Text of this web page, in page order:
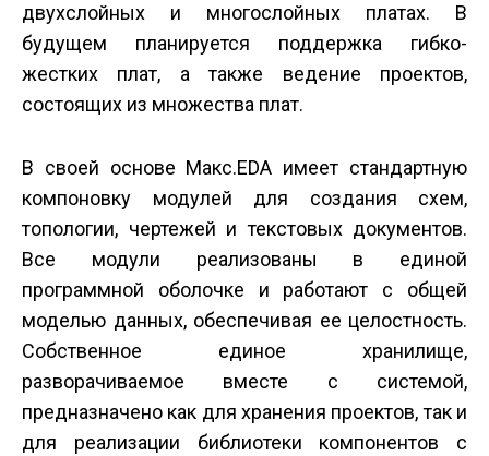
двухслойных и многослойных платах. В
будущем планируется поддержка гибко-
жестких плат, а также ведение проектов,
состоящих из множества плат.
В своей основе Макс.EDA имеет стандартную
компоновку модулей для создания схем,
топологии, чертежей и текстовых документов.
Все модули реализованы в единой
программной оболочке и работают с общей
моделью данных, обеспечивая ее целостность.
Собственное единое хранилище,
разворачиваемое вместе с системой,
предназначено как для хранения проектов, так и
для реализации библиотеки компонентов с